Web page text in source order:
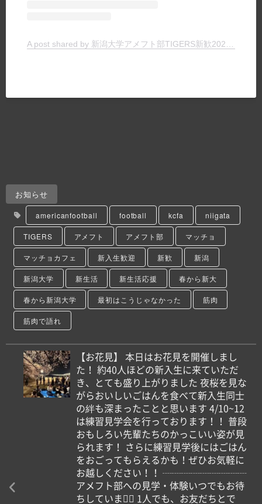
お知らせ
americanfootball football kcfa niigata
TIGERS アメフト アメフト部 マッチョ
マッチョカフェ 新入生歓迎 新歓 新潟
新潟大学 新生活 新生活応援 春から新大
春から新潟大学 最初はこうじゃなかった 筋肉
筋肉で語れ
【お花見】 本日はお花見を開催しまし
た！ 約40人ほどの新入生に来ていただ
き、とても盛り上がりました 夜桜を見な
がらおいしいごはんを食べて新入生同士
の絆も深まったことと思います 4/10~12
は練習見学会を行っております！！ 普段
おもしろい先輩たちのかっこいい姿が見
られます！ さらに練習見学後にはごはん
をおごってもらえるかも！ぜひお気軽に
お越しください！！ ┈┈┈┈┈┈┈┈┈
アメフト部への見学・体験いつでもお待
ちしています🏻 1人でも、お友だちとで